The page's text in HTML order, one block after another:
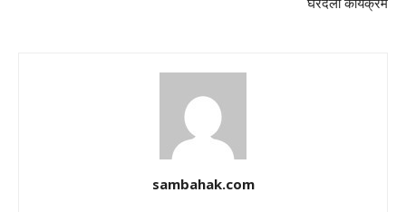
घरदैलो कार्यक्रम
sambahak.com